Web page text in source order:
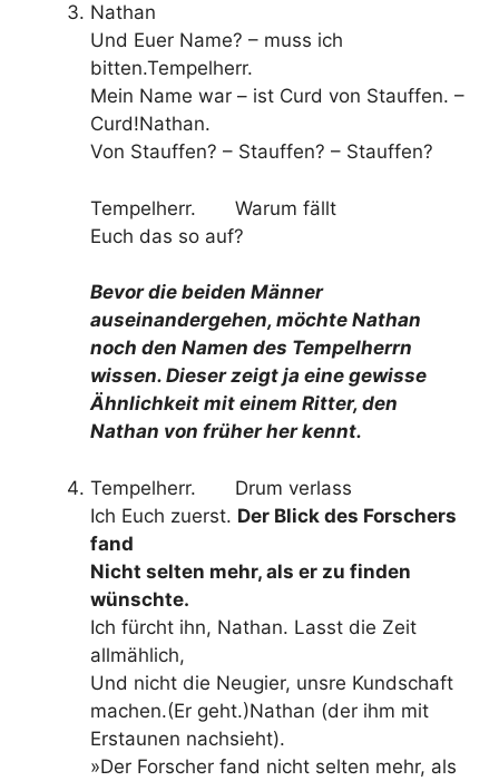
Nathan
Und Euer Name? – muss ich
bitten.Tempelherr.
Mein Name war – ist Curd von Stauffen. –
Curd!Nathan.
Von Stauffen? – Stauffen? – Stauffen?
Tempelherr. Warum fällt
Euch das so auf?
Bevor die beiden Männer
auseinandergehen, möchte Nathan
noch den Namen des Tempelherrn
wissen. Dieser zeigt ja eine gewisse
Ähnlichkeit mit einem Ritter, den
Nathan von früher her kennt.
Tempelherr. Drum verlass
Ich Euch zuerst. Der Blick des Forschers
fand
Nicht selten mehr, als er zu finden
wünschte.
Ich fürcht ihn, Nathan. Lasst die Zeit
allmählich,
Und nicht die Neugier, unsre Kundschaft
machen.(Er geht.)Nathan (der ihm mit
Erstaunen nachsieht).
»Der Forscher fand nicht selten mehr, als